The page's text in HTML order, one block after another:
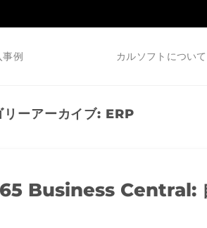
事例 カルソフトについて
リーアーカイブ: ERP
Business Central: